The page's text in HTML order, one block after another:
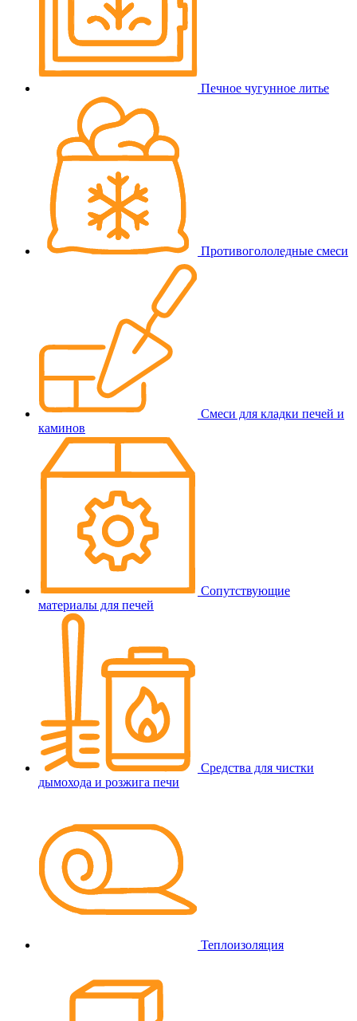
Печное чугунное литье
Противогололедные смеси
Смеси для кладки печей и
каминов
Сопутствующие
материалы для печей
Средства для чистки
дымохода и розжига печи
Теплоизоляция